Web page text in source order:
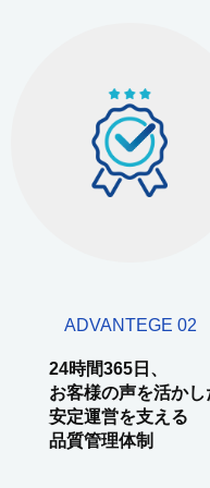
ADVANTEGE 02
24時間365日、
お客様の声を活かし
安定運営を支える
品質管理体制